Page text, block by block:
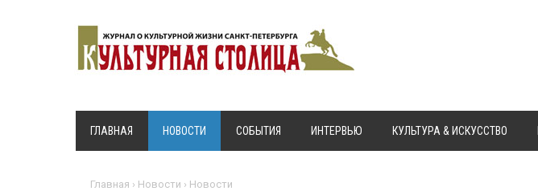
ГЛАВНАЯ НОВОСТИ СОБЫТИЯ ИНТЕРВЬЮ КУЛЬТУРА & ИСКУССТВО
Главная › Новости › Новости